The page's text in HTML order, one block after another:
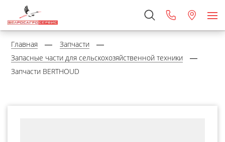
Главная
Запчасти
Запасные части для сельскохозяйственной техники
Запчасти BERTHOUD